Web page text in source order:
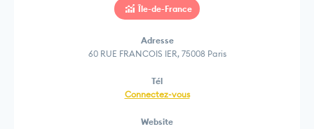
Île-de-France
Adresse
60 RUE FRANCOIS IER, 75008 Paris
Tél
Connectez-vous
Website